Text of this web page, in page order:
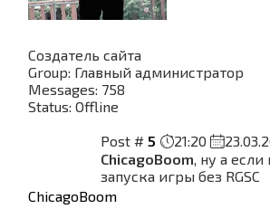
Создатель сайта
Group: Главный администратор
Messages: 758
Status: Offline
Post # 5 21:20
ChicagoBoom, ну а если
запуска игры без RGSC
ChicagoBoom